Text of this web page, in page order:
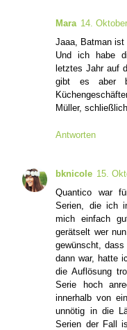
Mara 14.
Jaaa, Batman
Und ich habe
letztes Jahr auf
gibt es aber
Müller,
Antworten
bknicole 15.
Quantico war
Serien, die ich
mich einfach
gerätselt wer
gewünscht,
dann war, hatte
die Auflösung
Serie hoch
innerhalb von
unnötig in die
Serien der Fall